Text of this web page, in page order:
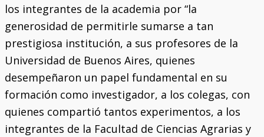
los integrantes de la academia por “la
generosidad de permitirle sumarse a tan
prestigiosa institución, a sus profesores de la
Universidad de Buenos Aires, quienes
desempeñaron un papel fundamental en su
formación como investigador, a los colegas, con
quienes compartió tantos experimentos, a los
integrantes de la Facultad de Ciencias Agrarias y